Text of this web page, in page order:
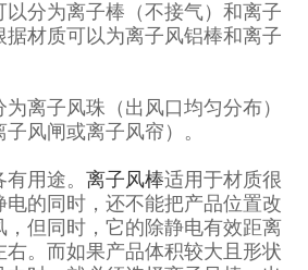
以分为离子棒（不接气）和离子
据材质可以为离子风铝棒和离子
离子风珠（出风口均匀分布）
风闸或离子风帘）。
用途。 离子风棒适用于材质很
的同时，还不能把产品位置改
但同时，它的除静电有效距离
右。而如果产品体积较大且形状